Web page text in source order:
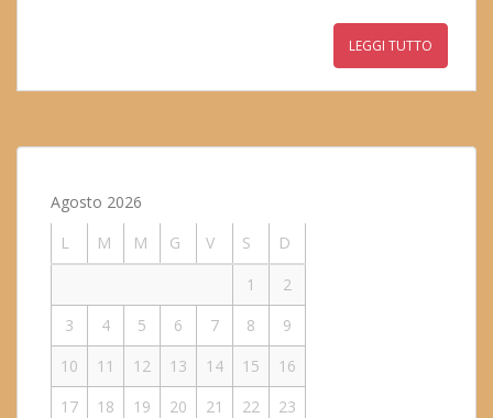
LEGGI TUTTO
Agosto 2026
L
M M G V S
D
1
2
3
4 5 6 7 8
9
10
11 12 13 14 15
16
17
18 19 20 21 22
23